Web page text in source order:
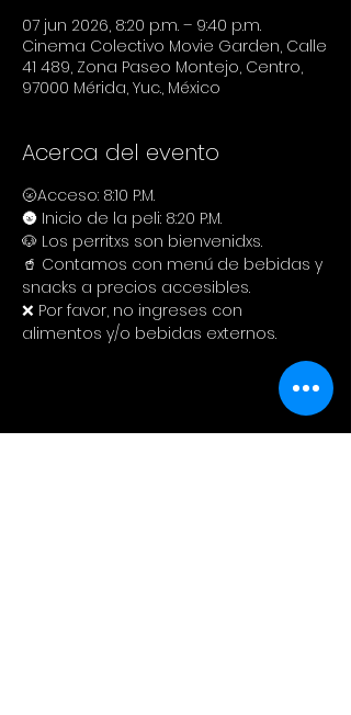
07 jun 2026, 8:20 p.m. – 9:40 p.m.
Cinema Colectivo Movie Garden, Calle
41 489, Zona Paseo Montejo, Centro,
97000 Mérida, Yuc., México
Acerca del evento
🌝Acceso: 8:10 P.M.
🌚 Inicio de la peli: 8:20 P.M.
🐶 Los perritxs son bienvenidxs.
🥤 Contamos con menú de bebidas y
snacks a precios accesibles.
❌ Por favor, no ingreses con
alimentos y/o bebidas externos.